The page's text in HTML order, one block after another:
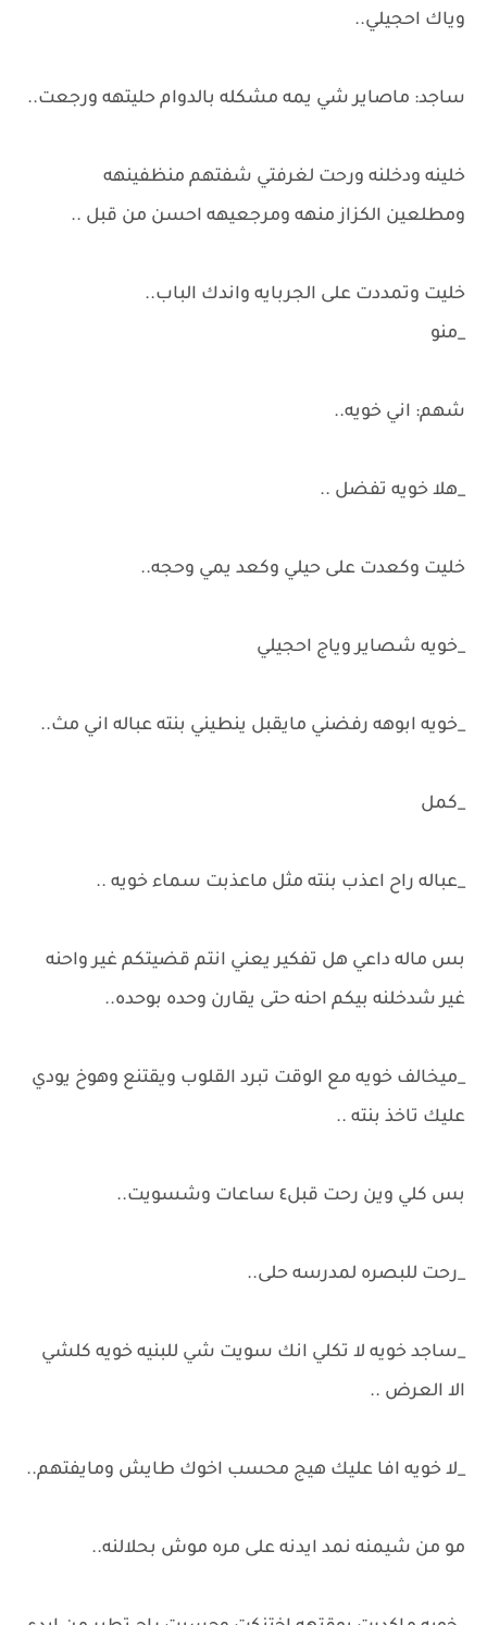
وياك احجيلي..
ساجد: ماصاير شي يمه مشكله بالدوام حليتهه ورجعت..
خلينه ودخلنه ورحت لغرفتي شفتهم منظفينهه
ومطلعين الكزاز منهه ومرجعيهه احسن من قبل ..
خليت وتمددت على الجربايه واندك الباب..
_منو
شهم: اني خويه..
_هلا خويه تفضل ..
خليت وكعدت على حيلي وكعد يمي وحجه..
_خويه شصاير وياج احجيلي
_خويه ابوهه رفضني مايقبل ينطيني بنته عباله اني مث..
_كمل
_عباله راح اعذب بنته مثل ماعذبت سماء خويه ..
بس ماله داعي هل تفكير يعني انتم قضيتكم غير واحنه
غير شدخلنه بيكم احنه حتى يقارن وحده بوحده..
_ميخالف خويه مع الوقت تبرد القلوب ويقتنع وهوخ يودي
عليك تاخذ بنته ..
بس كلي وين رحت قبل٤ ساعات وشسويت..
_رحت للبصره لمدرسه حلى..
_ساجد خويه لا تكلي انك سويت شي للبنيه خويه كلشي
الا العرض ..
_لا خويه افا عليك هيج محسب اخوك طايش ومايفتهم..
مو من شيمنه نمد ايدنه على مره موش بحلالنه..